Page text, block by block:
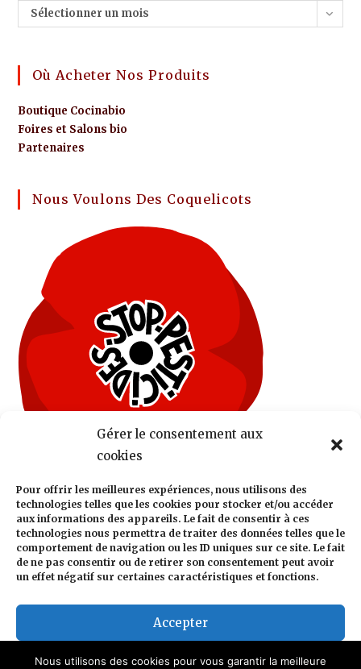
Gérer le consentement aux
cookies
Pour offrir les meilleures expériences, nous utilisons des
technologies telles que les cookies pour stocker et/ou accéder
aux informations des appareils. Le fait de consentir à ces
technologies nous permettra de traiter des données telles que le
comportement de navigation ou les ID uniques sur ce site. Le fait
de ne pas consentir ou de retirer son consentement peut avoir
un effet négatif sur certaines caractéristiques et fonctions.
Accepter
Refuser
Sélectionner un mois
Où Acheter Nos Produits
Boutique Cocinabio
Foires et Salons bio
Partenaires
Nous Voulons Des Coquelicots
Nous utilisons des cookies pour vous garantir la meilleure